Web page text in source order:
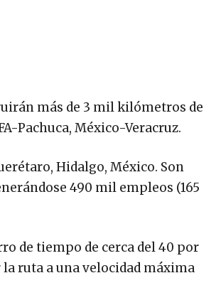
más de 3 mil kilómetros de
Pachuca, México-Veracruz.
Hidalgo, México. Son
490 mil empleos (165
de tiempo de cerca del 40 por
ruta a una velocidad máxima